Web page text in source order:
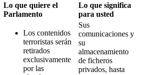
Lo que quiere el
Parlamento
Lo que significa
para usted
Los contenidos
terroristas serán
retirados
exclusivamente
por las
Sus
comunicaciones y
su
almacenamiento
de ficheros
privados, hasta